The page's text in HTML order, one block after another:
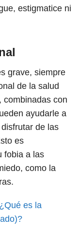
estigmatice ni
grave, siempre
de la salud
combinadas con
ayudarle a
de las
es
fobia a las
como la
¿Qué es la